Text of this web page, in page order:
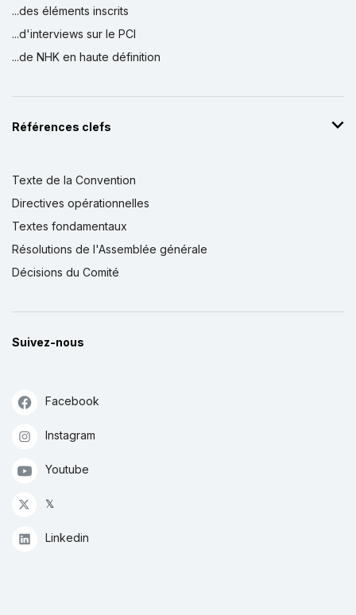
...des éléments inscrits
...d'interviews sur le PCI
...de NHK en haute définition
Références clefs
Texte de la Convention
Directives opérationnelles
Textes fondamentaux
Résolutions de l'Assemblée générale
Décisions du Comité
Suivez-nous
Facebook
Instagram
Youtube
𝕏
Linkedin